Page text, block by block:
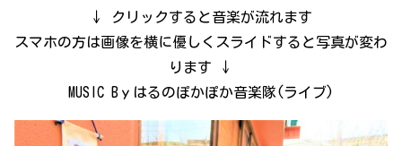
↓ クリックすると音楽が流れます
スマホの方は画像を横に優しくスライドすると写真が変わ
ります ↓
MUSIC Bｙはるのぽかぽか音楽隊(ライブ)